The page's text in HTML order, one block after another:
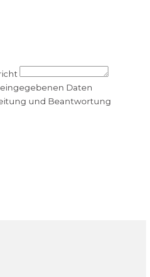
Daten
und Beantwortung